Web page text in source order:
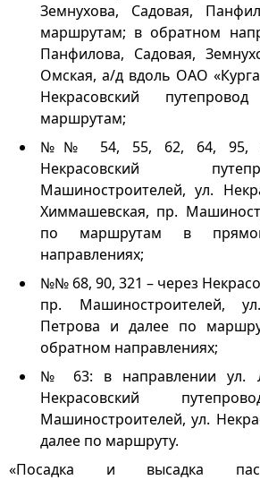
Земнухова, Садовая,
маршрутам; в обратном
Панфилова, Садовая,
Омская, а/д вдоль ОАО
Некрасовский
маршрутам;
№№ 54, 55, 62, 64, 95,
Некрасовский
Машиностроителей, ул.
Химмашевская, пр.
по маршрутам в
направлениях;
№№ 68, 90, 321 – через
пр. Машиностроителей,
Петрова и далее по
обратном направлениях;
№ 63: в направлении ул.
Некрасовский
Машиностроителей, ул.
далее по маршруту.
«Посадка и высадка